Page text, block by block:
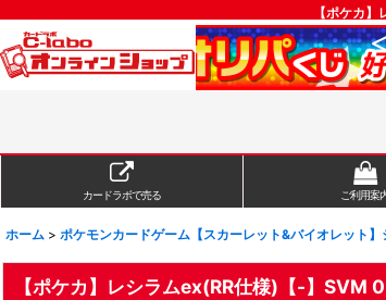
【ポケカ
カードラボで売る ご利用案
ホーム > ポケモンカードゲーム【スカーレット&バイオレット
【ポケカ】レシラムex(RR仕様)【-】SVM